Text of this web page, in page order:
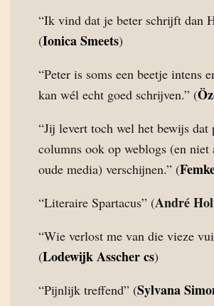
“Ik vind dat je beter schrijft dan
(Ionica Smeets)
“Peter is soms een beetje intens
kan wél echt goed schrijven.” (
“Jij levert toch wel het bewijs dat
columns ook op weblogs (en niet
oude media) verschijnen.” (
“Literaire Spartacus” (André
“Wie verlost me van die vieze
(Lodewijk Asscher cs)
“Pijnlijk treffend” (Sylvana